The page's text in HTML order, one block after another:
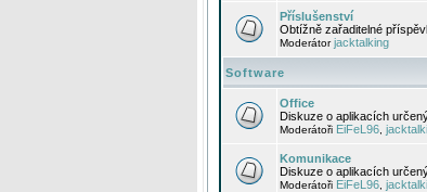
Příslušenství
Obtížně zařaditelné
Moderátorjacktalking
Software
Office
Diskuze o aplikacích
Moderátoři EiFeL96
Komunikace
Diskuze o aplikacích
Moderátoři EiFeL96